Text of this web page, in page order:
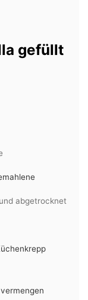
gefüllt
abgetrocknet